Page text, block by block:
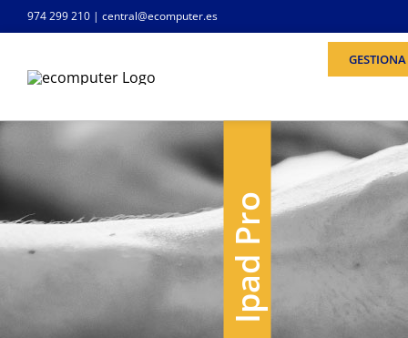
Saltar
al
974 299 210| central@ecomputer.es
Ipad Pro